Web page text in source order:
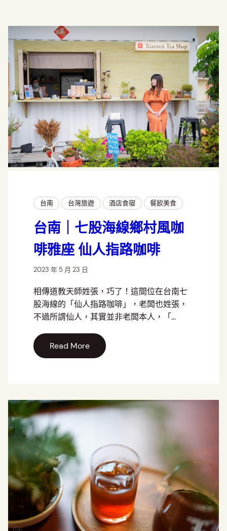
台南 台灣旅遊 酒店食宿 餐飲美食
台南｜七股海線鄉村風咖
啡雅座 仙人指路咖啡
2023 年 5 月 23 日
相傳道教天師姓張，巧了！這間位在台南七
股海線的「仙人指路咖啡」，老闆也姓張，
不過所謂仙人，其實並非老闆本人，「…
Read More